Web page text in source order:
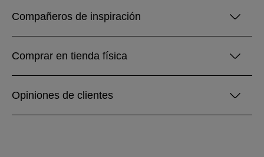
Compañeros de inspiración
Comprar en tienda física
Opiniones de clientes